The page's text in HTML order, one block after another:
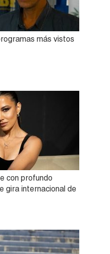
más vistos
con profundo
gira internacional de